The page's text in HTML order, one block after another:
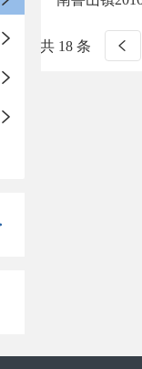
共 18 条